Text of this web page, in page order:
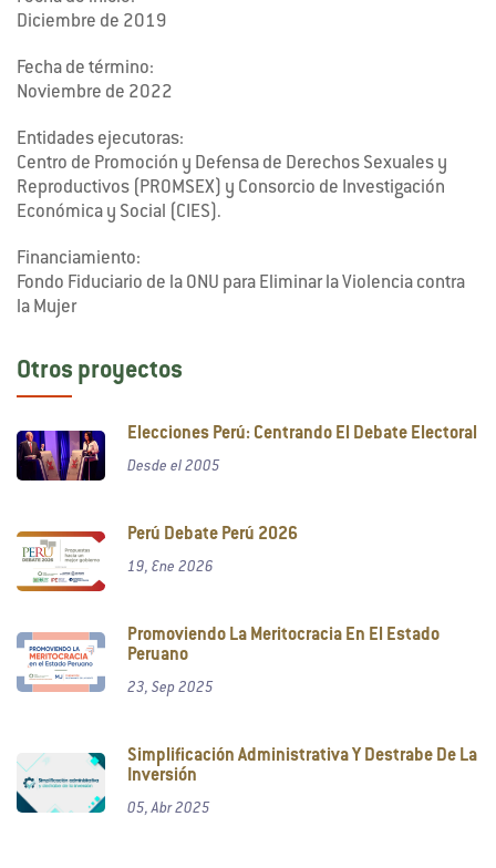
Diciembre de 2019
Fecha de término:
Noviembre de 2022
Entidades ejecutoras:
Centro de Promoción y Defensa de Derechos Sexuales y
Reproductivos (PROMSEX) y Consorcio de Investigación
Económica y Social (CIES).
Financiamiento:
Fondo Fiduciario de la ONU para Eliminar la Violencia contra
la Mujer
Otros proyectos
Elecciones Perú: Centrando El Debate Electoral
Desde el 2005
Perú Debate Perú 2026
19, Ene 2026
Promoviendo La Meritocracia En El Estado
Peruano
23, Sep 2025
Simplificación Administrativa Y Destrabe De La
Inversión
05, Abr 2025